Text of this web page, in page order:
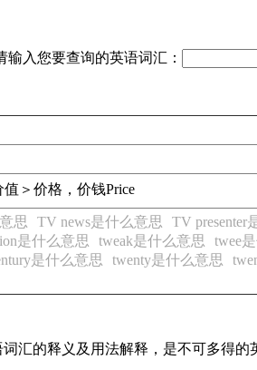
输入您要查询的英语词汇：
＞价格，价钱Price
思 TV news是什么意思 TV presenter
是什么意思 tweak是什么意思 twee
是什么意思 twenty是什么意思
汇的释义及用法解释，是不可多得